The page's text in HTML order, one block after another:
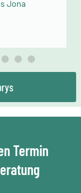
Mühleip
Termin